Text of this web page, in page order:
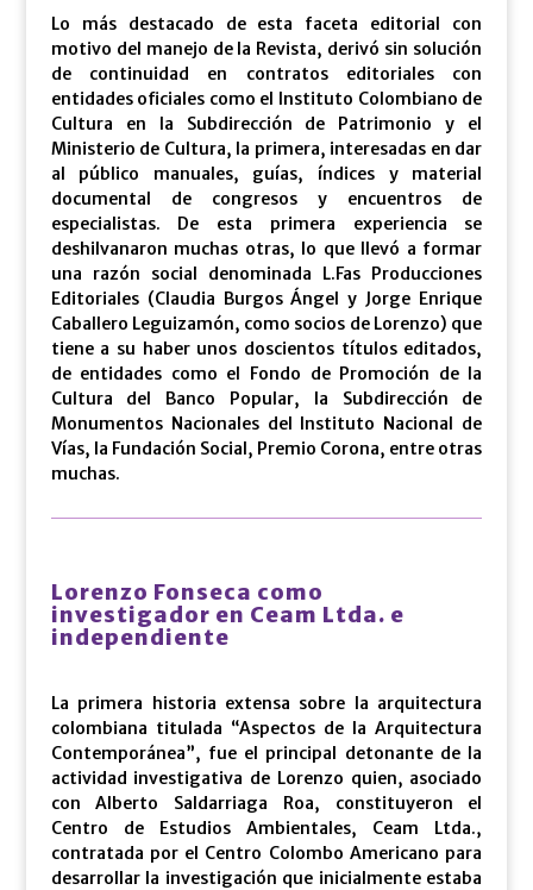
Lo más destacado de esta faceta editorial con
motivo del manejo de la Revista, derivó sin solución
de continuidad en contratos editoriales con
entidades oficiales como el Instituto Colombiano de
Cultura en la Subdirección de Patrimonio y el
Ministerio de Cultura, la primera, interesadas en dar
al público manuales, guías, índices y material
documental de congresos y encuentros de
especialistas. De esta primera experiencia se
deshilvanaron muchas otras, lo que llevó a formar
una razón social denominada L.Fas Producciones
Editoriales (Claudia Burgos Ángel y Jorge Enrique
Caballero Leguizamón, como socios de Lorenzo) que
tiene a su haber unos doscientos títulos editados,
de entidades como el Fondo de Promoción de la
Cultura del Banco Popular, la Subdirección de
Monumentos Nacionales del Instituto Nacional de
Vías, la Fundación Social, Premio Corona, entre otras
muchas.
Lorenzo Fonseca como
investigador en Ceam Ltda. e
independiente
La primera historia extensa sobre la arquitectura
colombiana titulada “Aspectos de la Arquitectura
Contemporánea”, fue el principal detonante de la
actividad investigativa de Lorenzo quien, asociado
con Alberto Saldarriaga Roa, constituyeron el
Centro de Estudios Ambientales, Ceam Ltda.,
contratada por el Centro Colombo Americano para
desarrollar la investigación que inicialmente estaba